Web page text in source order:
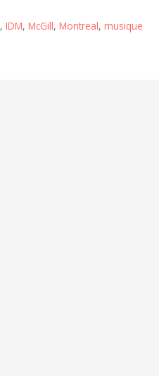
,IDM,McGill,Montreal,musique